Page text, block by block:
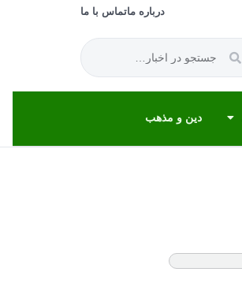
درباره ماتماس با ما
دین و مذهب